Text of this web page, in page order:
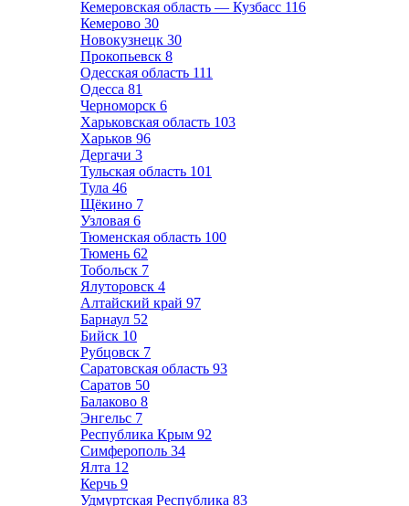
Кемеровская область — Кузбасс 116
Кемерово 30
Новокузнецк 30
Прокопьевск 8
Одесская область 111
Одесса 81
Черноморск 6
Харьковская область 103
Харьков 96
Дергачи 3
Тульская область 101
Тула 46
Щёкино 7
Узловая 6
Тюменская область 100
Тюмень 62
Тобольск 7
Ялуторовск 4
Алтайский край 97
Барнаул 52
Бийск 10
Рубцовск 7
Саратовская область 93
Саратов 50
Балаково 8
Энгельс 7
Республика Крым 92
Симферополь 34
Ялта 12
Керчь 9
Удмуртская Республика 83